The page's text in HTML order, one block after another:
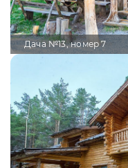
Дача №13, номер 7